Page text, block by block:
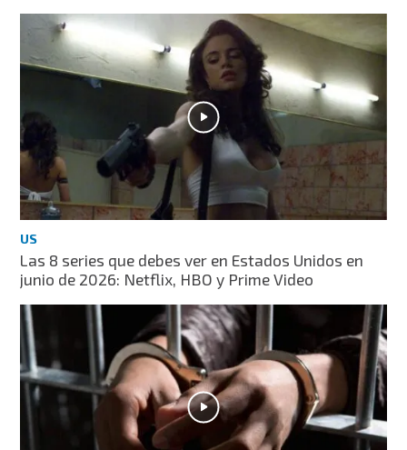
US
Las 8 series que debes ver en Estados Unidos en
junio de 2026: Netflix, HBO y Prime Video